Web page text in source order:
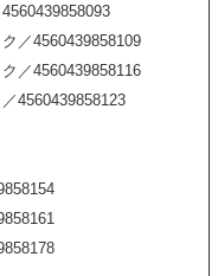
／4560439858109
／4560439858116
4560439858123